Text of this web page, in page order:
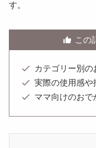
す。
この
カテゴリー別
実際の使用感や
ママ向けのお